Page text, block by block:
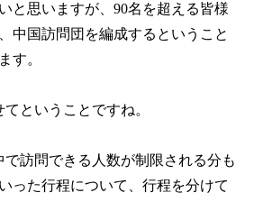
と思いますが、90名を超える皆様
中国訪問団を編成するということ
す。
ということですね。
で訪問できる人数が制限される分も
った行程について、行程を分けて